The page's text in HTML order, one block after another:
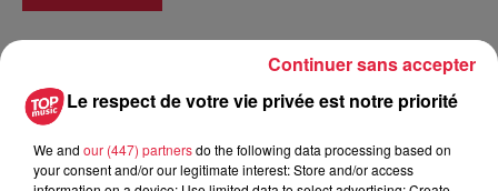
Organisateur
0632592392
ecuriedesflots67260@gmail.com
Le respect de votre vie privée est notre priorité
We and our (447) partnersdo the following data processing based on
your consent and/or our legitimate interest: Store and/or access
Continuer sans accepter